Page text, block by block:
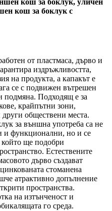
кош за боклук, уличен
кош за боклук с
от пластмаса, дърво и
издръжливостта,
на продукта, а капакът е
се с подвижен вътрешен
подмяна. Подходящ е за
крайпътни зони,
обществени места.
за външна употреба са не
и функционални, но и се
който ще подобри
Естествените
дърво създават
стоманена
атрактивно допълнение
пространства.
на изтънченост и
го среда.